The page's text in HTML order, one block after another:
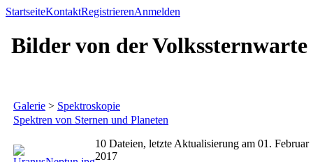
StartseiteKontaktRegistrierenAnmelden
Bilder von der Volkssternwarte
Galerie > Spektroskopie
Spektren von Sternen und Planeten
10 Dateien, letzte Aktualisierung am 01. Februar
2017